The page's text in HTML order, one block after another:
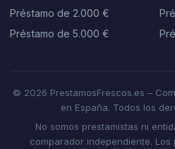
Préstamo de 2.000 €
Préstamo de 5.000 €
© 2026 PrestamosFrescos.es –
en España. Todos los
No somos prestamistas ni
comparador independiente.